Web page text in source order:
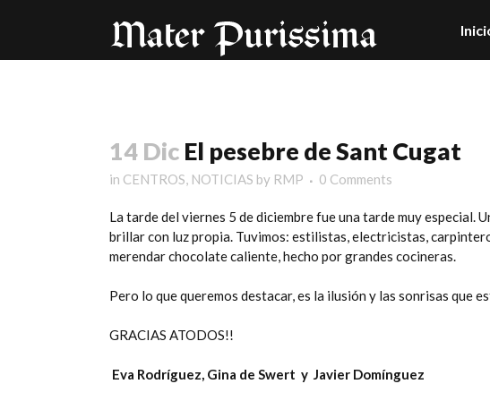
14 Dic El pesebre de Sant Cugat
in CENTROS, NOTICIAS by RMP 0 Comments
La tarde del viernes 5 de diciembre fue una tarde muy
brillar con luz propia. Tuvimos: estilistas, electricistas,
merendar chocolate caliente, hecho por grandes cocineras.
Pero lo que queremos destacar, es la ilusión y las sonrisas que
GRACIAS ATODOS!!
Eva Rodríguez, Gina de Swert y Javier Domínguez